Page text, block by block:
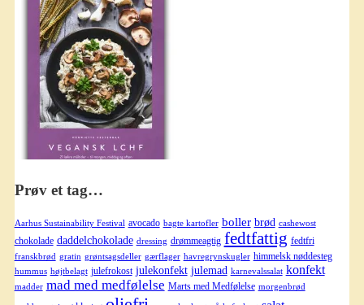
Prøv et tag…
Aarhus Sustainability Festival avocado bagte kartofler boller brød cashewost
chokolade daddelchokolade dressing drømmeagtig fedtfattig fedtfri
franskbrød gratin grøntsagsdeller gærflager havregrynskugler himmelsk nøddesteg
hummus højtbelagt julefrokost julekonfekt julemad karnevalssalat konfekt
madder mad med medfølelse Marts med Medfølelse morgenbrød